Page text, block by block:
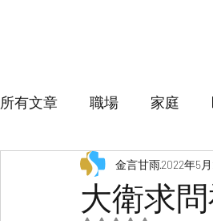
所有文章 職場 家庭
大衛求問
金言甘雨2022年5